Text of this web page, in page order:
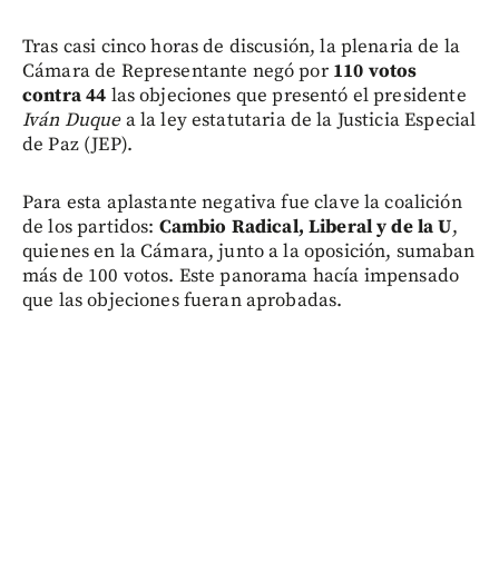
Tras casi cinco horas de discusión, la plenaria de la
Cámara de Representante negó por 110 votos
contra 44 las objeciones que presentó el presidente
Iván Duquea la ley estatutaria de la Justicia Especial
de Paz (JEP).
Para esta aplastante negativa fue clave la coalición
de los partidos: Cambio Radical, Liberal y de la U,
quienes en la Cámara, junto a la oposición, sumaban
más de 100 votos. Este panorama hacía impensado
que las objeciones fueran aprobadas.